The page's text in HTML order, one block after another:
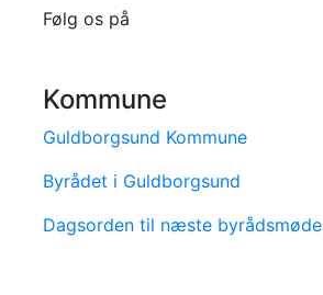
Følg os på
Kommune
Guldborgsund Kommune
Byrådet i Guldborgsund
Dagsorden til næste byrådsmøde